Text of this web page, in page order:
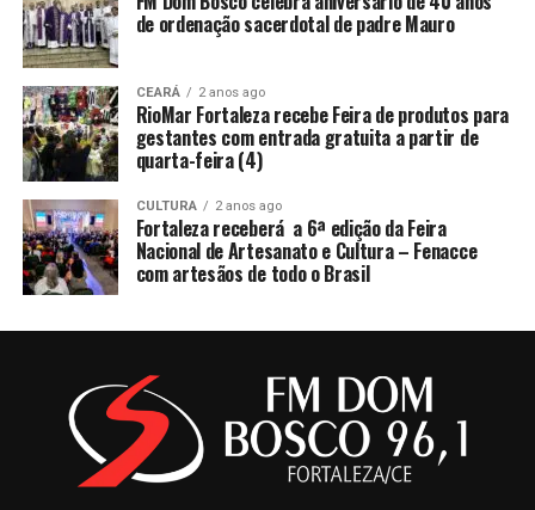
de ordenação sacerdotal de padre Mauro
CEARÁ 2 anos ago
RioMar Fortaleza recebe Feira de produtos para
gestantes com entrada gratuita a partir de
quarta-feira (4)
CULTURA 2 anos ago
Fortaleza receberá a 6ª edição da Feira
Nacional de Artesanato e Cultura – Fenacce
com artesãos de todo o Brasil